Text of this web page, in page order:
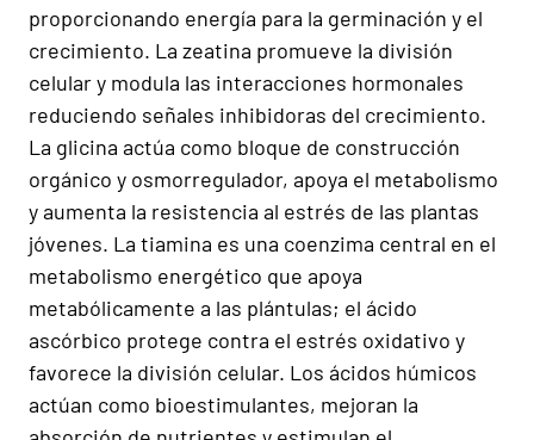
proporcionando energía para la germinación y el
crecimiento. La zeatina promueve la división
celular y modula las interacciones hormonales
reduciendo señales inhibidoras del crecimiento.
La glicina actúa como bloque de construcción
orgánico y osmorregulador, apoya el metabolismo
y aumenta la resistencia al estrés de las plantas
jóvenes. La tiamina es una coenzima central en el
metabolismo energético que apoya
metabólicamente a las plántulas; el ácido
ascórbico protege contra el estrés oxidativo y
favorece la división celular. Los ácidos húmicos
actúan como bioestimulantes, mejoran la